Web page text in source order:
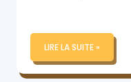
LIRE LA SUITE »